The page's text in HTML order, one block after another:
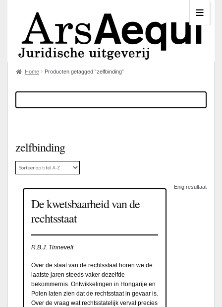
Home Producten getagged “zelfbinding”
zelfbinding
Enig resultaat
De kwetsbaarheid van de
rechtsstaat
R.B.J. Tinnevelt
Over de staat van de rechtsstaat horen we de
laatste jaren steeds vaker dezelfde
bekommernis. Ontwikkelingen in Hongarije en
Polen laten zien dat de rechtsstaat in gevaar is.
Over de vraag wat rechtsstatelijk verval precies